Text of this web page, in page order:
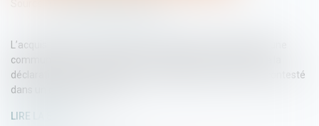
L’acquisition de la nationalité française par mariage exige une
communauté de vie affective et matérielle au moment de la
déclaration. En cas de fraude, l’enregistrement peut être contesté
dans un délai de deux ans...
LIRE LA SUITE